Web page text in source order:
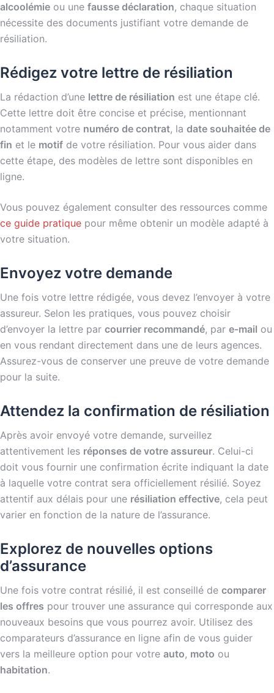
alcoolémie ou une fausse déclaration, chaque situation
nécessite des documents justifiant votre demande de
résiliation.
Rédigez votre lettre de résiliation
La rédaction d’une lettre de résiliation est une étape clé.
Cette lettre doit être concise et précise, mentionnant
notamment votre numéro de contrat, la date souhaitée de
fin et le motif de votre résiliation. Pour vous aider dans
cette étape, des modèles de lettre sont disponibles en
ligne.
Vous pouvez également consulter des ressources comme
ce guide pratique pour même obtenir un modèle adapté à
votre situation.
Envoyez votre demande
Une fois votre lettre rédigée, vous devez l’envoyer à votre
assureur. Selon les pratiques, vous pouvez choisir
d’envoyer la lettre par courrier recommandé, par e-mail ou
en vous rendant directement dans une de leurs agences.
Assurez-vous de conserver une preuve de votre demande
pour la suite.
Attendez la confirmation de résiliation
Après avoir envoyé votre demande, surveillez
attentivement les réponses de votre assureur. Celui-ci
doit vous fournir une confirmation écrite indiquant la date
à laquelle votre contrat sera officiellement résilié. Soyez
attentif aux délais pour une résiliation effective, cela peut
varier en fonction de la nature de l’assurance.
Explorez de nouvelles options
d’assurance
Une fois votre contrat résilié, il est conseillé de comparer
les offres pour trouver une assurance qui corresponde aux
nouveaux besoins que vous pourrez avoir. Utilisez des
comparateurs d’assurance en ligne afin de vous guider
vers la meilleure option pour votre auto, moto ou
habitation.